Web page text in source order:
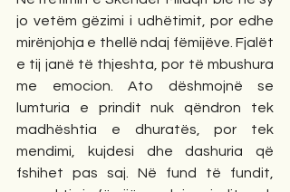
jo vetëm gëzimi i udhëtimit, por edhe
mirënjohja e thellë ndaj fëmijëve. Fjalët
e tij janë të thjeshta, por të mbushura
me emocion. Ato dëshmojnë se
lumturia e prindit nuk qëndron tek
madhështia e dhuratës, por tek
mendimi, kujdesi dhe dashuria që
fshihet pas saj. Në fund të fundit,